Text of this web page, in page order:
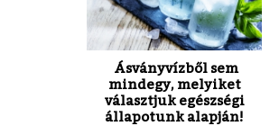
Ásványvízből sem
mindegy, melyiket
választjuk egészségi
állapotunk alapján!